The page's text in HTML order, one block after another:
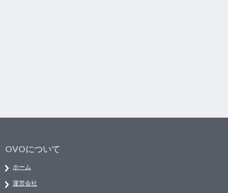
OVOについて
ホーム
運営会社